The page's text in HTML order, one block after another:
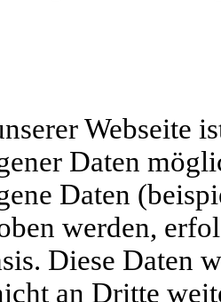
Webseite
Daten
Daten
werden,
Diese Daten
an Dritte